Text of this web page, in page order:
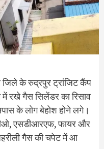
के रुद्रपुर ट्रांजिट कैंप
में रखे गैस सिलेंडर का रिसाव
के लोग बेहोश होने लगे।
एसडीआरएफ, फायर और
गैस की चपेट में आ